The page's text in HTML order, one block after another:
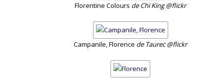
Florentine Colours de Chi King @flickr
Campanile, Florence de Taurec @flickr